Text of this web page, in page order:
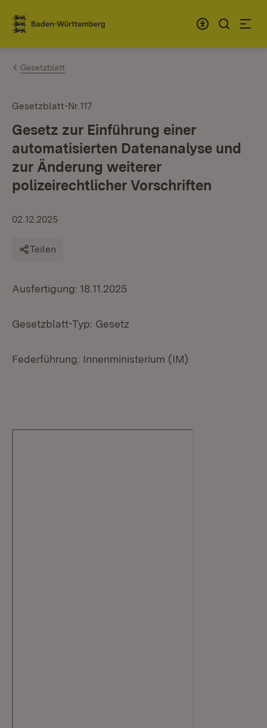
Zum Inhalt springen
Link zur Startseite
Gesetzblatt
Gesetzblatt-Nr.117
Gesetz zur Einführung einer
automatisierten Datenanalyse und
zur Änderung weiterer
polizeirechtlicher Vorschriften
02.12.2025
Teilen
Ausfertigung: 18.11.2025
Gesetzblatt-Typ: Gesetz
Federführung: Innenministerium (IM)